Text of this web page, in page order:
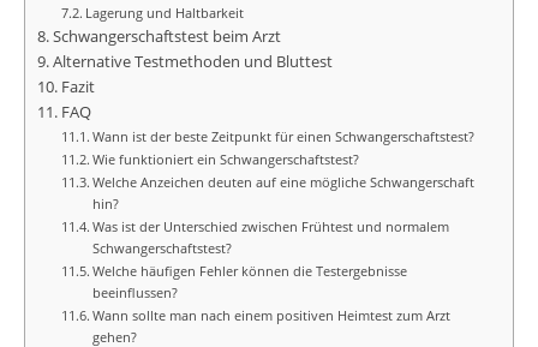
Lagerung und Haltbarkeit
Schwangerschaftstest beim Arzt
Alternative Testmethoden und Bluttest
Fazit
FAQ
Wann ist der beste Zeitpunkt für einen Schwangerschaftstest?
Wie funktioniert ein Schwangerschaftstest?
Welche Anzeichen deuten auf eine mögliche Schwangerschaft
hin?
Was ist der Unterschied zwischen Frühtest und normalem
Schwangerschaftstest?
Welche häufigen Fehler können die Testergebnisse
beeinflussen?
Wann sollte man nach einem positiven Heimtest zum Arzt
gehen?